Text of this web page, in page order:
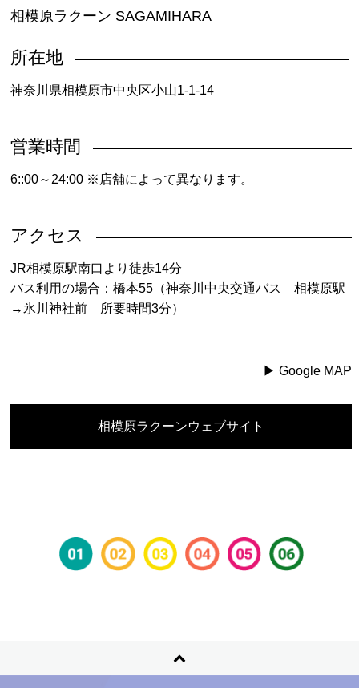
相模原ラクーン SAGAMIHARA
所在地
神奈川県相模原市中央区小山1-1-14
営業時間
6::00～24:00 ※店舗によって異なります。
アクセス
JR相模原駅南口より徒歩14分
バス利用の場合：橋本55（神奈川中央交通バス 相模原駅
→氷川神社前 所要時間3分）
▶︎ Google MAP
相模原ラクーンウェブサイト